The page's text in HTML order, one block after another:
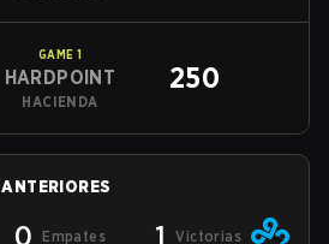
GAME 1
HARDPOINT
HACIENDA
250
0 Empates 1 Victorias